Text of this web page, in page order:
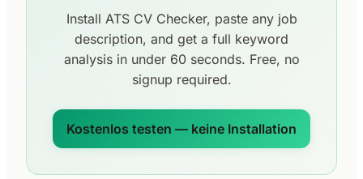
Install ATS CV Checker, paste any job
description, and get a full keyword
analysis in under 60 seconds. Free, no
signup required.
Kostenlos testen — keine Installation